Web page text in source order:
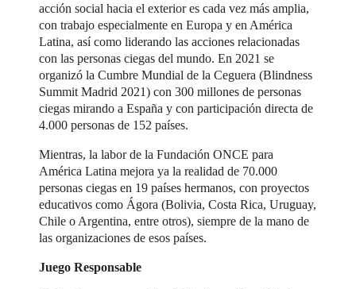
acción social hacia el exterior es cada vez más amplia,
con trabajo especialmente en Europa y en América
Latina, así como liderando las acciones relacionadas
con las personas ciegas del mundo. En 2021 se
organizó la Cumbre Mundial de la Ceguera (Blindness
Summit Madrid 2021) con 300 millones de personas
ciegas mirando a España y con participación directa de
4.000 personas de 152 países.
Mientras, la labor de la Fundación ONCE para
América Latina mejora ya la realidad de 70.000
personas ciegas en 19 países hermanos, con proyectos
educativos como Ágora (Bolivia, Costa Rica, Uruguay,
Chile o Argentina, entre otros), siempre de la mano de
las organizaciones de esos países.
Juego Responsable